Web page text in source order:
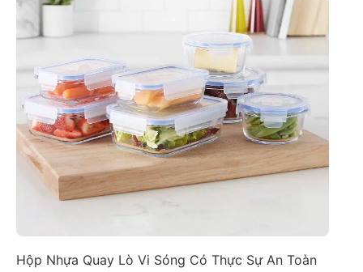
Hộp Nhựa Quay Lò Vi Sóng Có Thực Sự An Toàn